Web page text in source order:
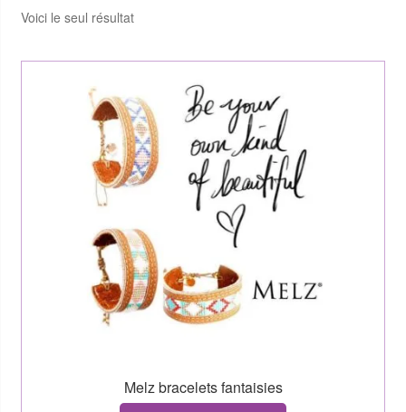
Voici le seul résultat
Melz bracelets fantaisies